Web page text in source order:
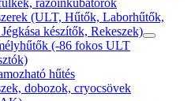
(ULT, Hűtők, Laborhűtők,
készítők, Rekeszek)
(-86 fokos ULT
hűtés
dobozok, cryocsövek